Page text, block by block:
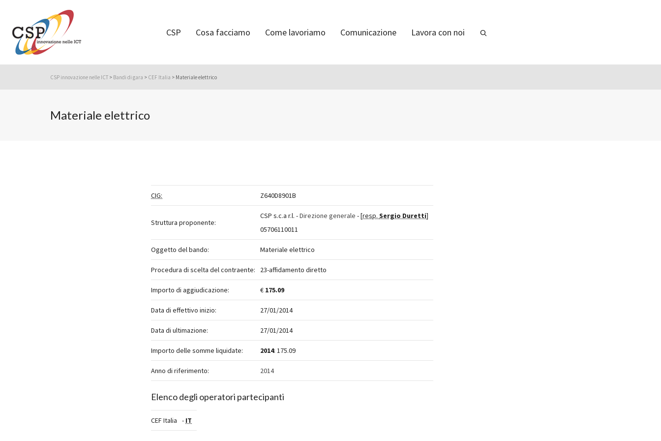
CSP Cosa facciamo Come lavoriamo Comunicazione Lavora con noi
CSP innovazione nelle ICT > Bandi di gara > CEF Italia > Materiale elettrico
Materiale elettrico
CIG: Z640D8901B
Struttura proponente:
CSP s.c.a r.l. -Direzione generale - [resp. Sergio Duretti]
05706110011
Oggetto del bando: Materiale elettrico
Procedura di scelta del contraente: 23-affidamento diretto
Importo di aggiudicazione: € 175.09
Data di effettivo inizio: 27/01/2014
Data di ultimazione: 27/01/2014
Importo delle somme liquidate: 2014: 175.09
Anno di riferimento: 2014
Elenco degli operatori partecipanti
CEF Italia - IT